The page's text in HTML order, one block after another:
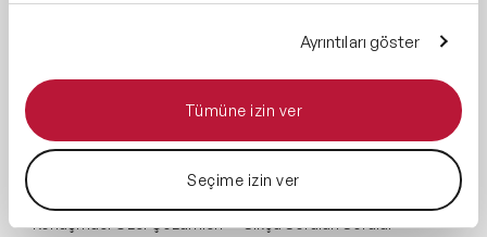
paylaşabiliriz. İş ortaklarımız, bu bilgileri kendilerine
sağladığınız veya hizmetlerini kullanırken topladıkları
Ayrıntıları göster
Tümüne izin ver
Seçime izin ver
Master Class Workshop
Akış Sunumu & Moderasyon
Deneyim Odaklı Çözümler
Konuşmacı Özel Çözümleri
Hakkımızda
İletişim
Sıkça Sorulan Sorular